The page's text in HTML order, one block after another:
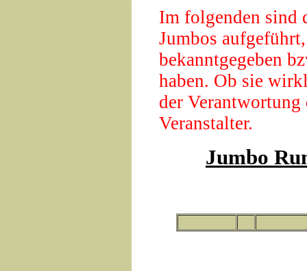
Im folgenden sind
Jumbos
bekanntgegeben
haben. Ob sie
der
Veranstalter.
Jumbo